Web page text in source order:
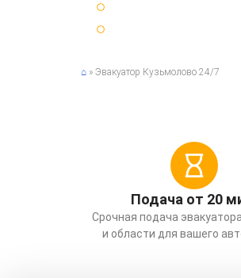
⌂ » Эвакуатор Кузьмолово 24/7
Подача от 20
Срочная подача
и области для вашего